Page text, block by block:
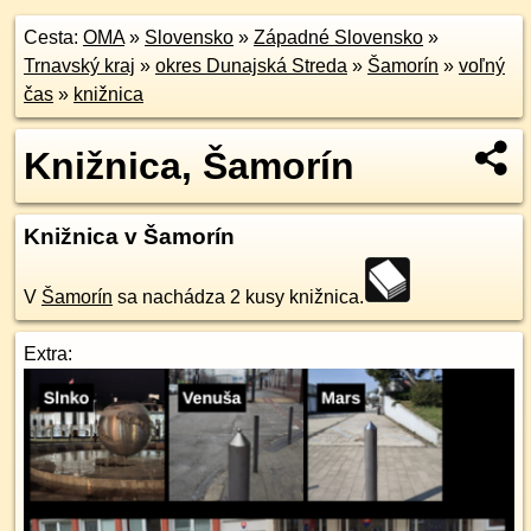
Cesta: OMA» Slovensko » Západné Slovensko »
Trnavský kraj » okres Dunajská Streda » Šamorín » voľný
čas » knižnica
Knižnica, Šamorín
Knižnica v Šamorín
V Šamorín sa nachádza 2 kusy knižnica.
Extra: